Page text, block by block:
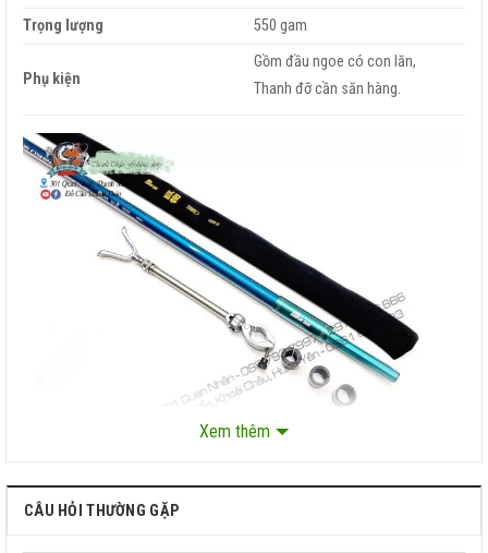
Trọng lượng
550 gam
Phụ kiện
Gồm đầu ngoe có con lăn,
Thanh đỡ cần săn hàng.
Xem thêm
CÂU HỎI THƯỜNG GẶP